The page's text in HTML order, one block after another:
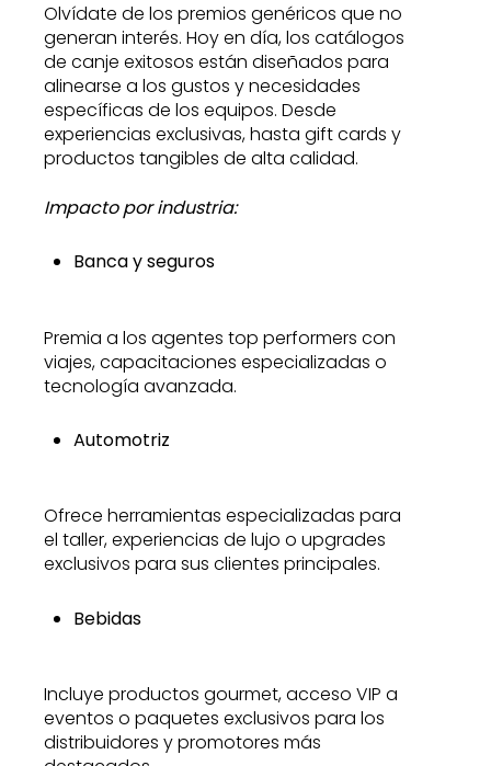
Olvídate de los premios genéricos que no
generan interés. Hoy en día, los catálogos
de canje exitosos están diseñados para
alinearse a los gustos y necesidades
específicas de los equipos. Desde
experiencias exclusivas, hasta gift cards y
productos tangibles de alta calidad.
Impacto por industria:
Banca y seguros
Premia a los agentes top performers con
viajes, capacitaciones especializadas o
tecnología avanzada.
Automotriz
Ofrece herramientas especializadas para
el taller, experiencias de lujo o upgrades
exclusivos para sus clientes principales.
Bebidas
Incluye productos gourmet, acceso VIP a
eventos o paquetes exclusivos para los
distribuidores y promotores más